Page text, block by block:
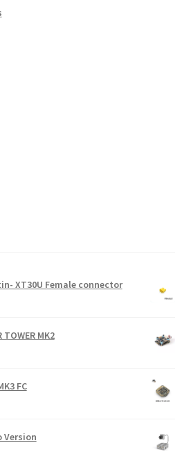
XT30U Female connector
TOWER MK2
FC
Version